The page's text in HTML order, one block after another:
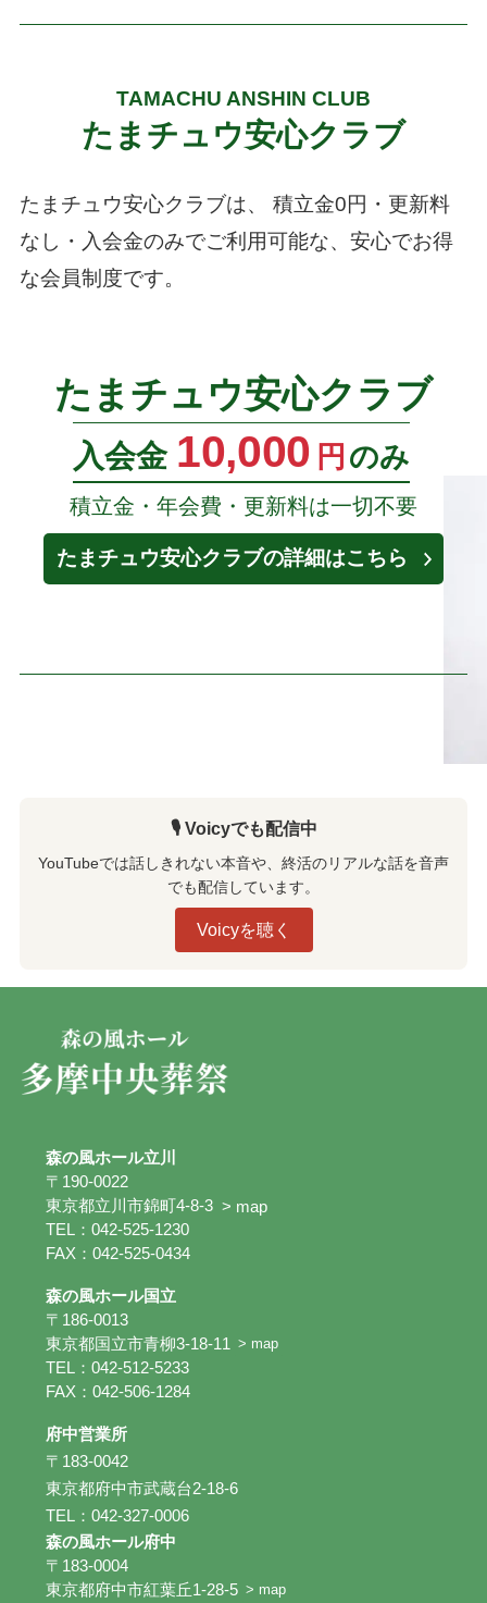
TAMACHU ANSHIN CLUB
たまチュウ安心クラブ
たまチュウ安心クラブは、
積立金0円・更新料
なし・入会金のみでご利用可能な、安心でお得
な会員制度です。
たまチュウ安心クラブ
入会金 10,000 円 のみ
積立金・年会費・更新料は一切不要
たまチュウ安心クラブの詳細はこちら
🎙️ Voicyでも配信中
YouTubeでは話しきれない本音や、終活のリアルな話を音声
でも配信しています。
Voicyを聴く
森の風ホール立川
〒190-0022
東京都立川市錦町4-8-3 > map
TEL：042-525-1230
FAX：042-525-0434
森の風ホール国立
〒186-0013
東京都国立市青柳3-18-11
> map
TEL：042-512-5233
FAX：042-506-1284
府中営業所
〒183-0042
東京都府中市武蔵台2-18-6
TEL：042-327-0006
森の風ホール府中
〒183-0004
東京都府中市紅葉丘1-28-5 > map